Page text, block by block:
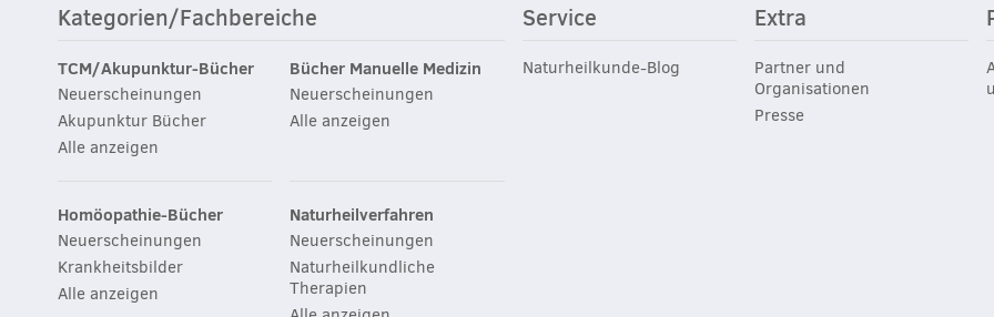
Kategorien/Fachbereiche
TCM/Akupunktur-Bücher
Neuerscheinungen
Akupunktur Bücher
Alle anzeigen
Bücher Manuelle Medizin
Neuerscheinungen
Alle anzeigen
Homöopathie-Bücher
Neuerscheinungen
Krankheitsbilder
Alle anzeigen
Naturheilverfahren
Neuerscheinungen
Naturheilkundliche
Therapien
Service
Naturheilkunde-Blog
Extra
Partner und
Organisationen
Presse